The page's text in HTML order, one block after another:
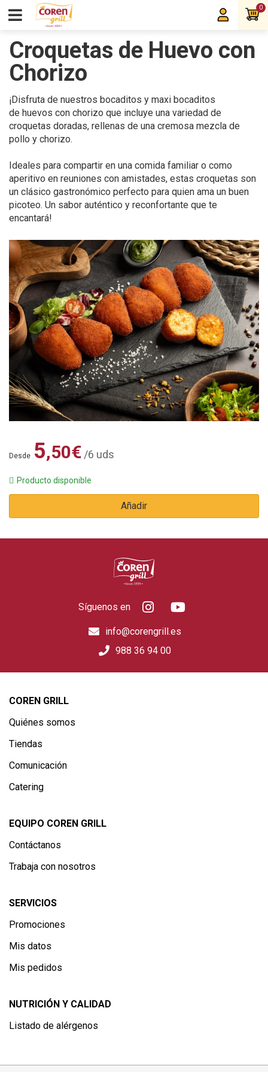
0
Croquetas de Huevo con
Chorizo
¡Disfruta de nuestros bocaditos y maxi bocaditos
de huevos con chorizo que incluye una variedad de
croquetas doradas, rellenas de una cremosa mezcla de
pollo y chorizo.
Ideales para compartir en una comida familiar o como
aperitivo en reuniones con amistades, estas croquetas son
un clásico gastronómico perfecto para quien ama un buen
picoteo. Un sabor auténtico y reconfortante que te
encantará!
Desde 5,50€ /6 uds
Producto disponible
Añadir
Síguenos en
info@corengrill.es
988 36 94 00
COREN GRILL
Quiénes somos
Tiendas
Comunicación
Catering
EQUIPO COREN GRILL
Contáctanos
Trabaja con nosotros
SERVICIOS
Promociones
Mis datos
Mis pedidos
NUTRICIÓN Y CALIDAD
Listado de alérgenos